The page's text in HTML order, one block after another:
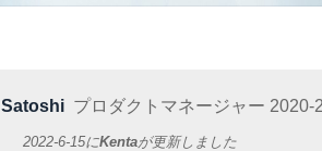
Satoshi プロダクトマネージャー 2020-
2022-6-15にKentaが更新しました